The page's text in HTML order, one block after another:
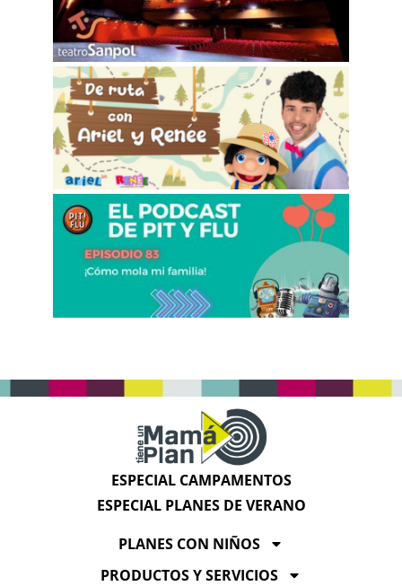
ESPECIAL CAMPAMENTOS
ESPECIAL PLANES DE VERANO
PLANES CON NIÑOS
PRODUCTOS Y SERVICIOS